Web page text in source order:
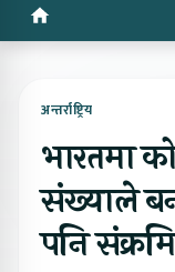
अन्तर्राष्ट्रिय
भारतमा
संख्याले
पनि